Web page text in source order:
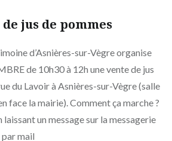
jus de pommes
d’Asnières-sur-Vègre organise
de 10h30 à 12h une vente de jus
du Lavoir à Asnières-sur-Vègre (salle
face la mairie). Comment ça marche ?
laissant un message sur la messagerie
mail